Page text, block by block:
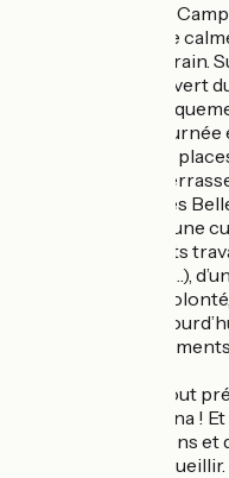
Situé à l'entrée du
rénové, l’hôtel allie
design contemporain.
Belles lettres » ouvert
dimanche soir
samedi toute la
de 39 couverts en
une très grande
les beaux jours. Les
cuisine de sens, d’une
savant des produits
production locale…),
française. Notre
restauration
au gré des
Les équipes ont tout
de sport et un sauna !
du Spa Sixième Sens
ravies de vous accueillir.